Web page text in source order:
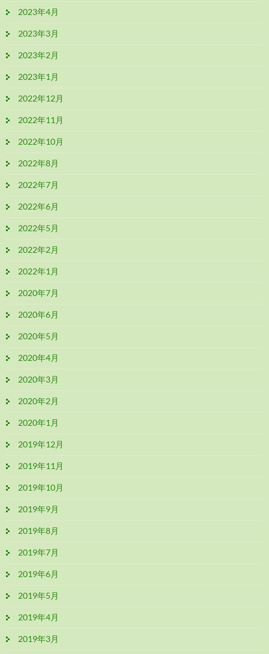
2023年4月
2023年3月
2023年2月
2023年1月
2022年12月
2022年11月
2022年10月
2022年8月
2022年7月
2022年6月
2022年5月
2022年2月
2022年1月
2020年7月
2020年6月
2020年5月
2020年4月
2020年3月
2020年2月
2020年1月
2019年12月
2019年11月
2019年10月
2019年9月
2019年8月
2019年7月
2019年6月
2019年5月
2019年4月
2019年3月